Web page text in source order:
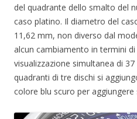
del quadrante dello smalto del
caso platino. Il diametro del
11,62 mm, non diverso dal
alcun cambiamento in termini
visualizzazione simultanea di
quadranti di tre dischi si
colore blu scuro per aggiungere